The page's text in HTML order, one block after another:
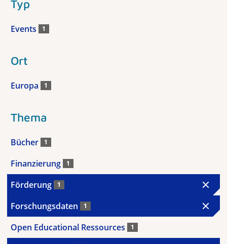
Typ
Events 1
Ort
Europa 1
Thema
Bücher 1
Finanzierung 1
Förderung 1
Forschungsdaten 1
Open Educational Ressources 1